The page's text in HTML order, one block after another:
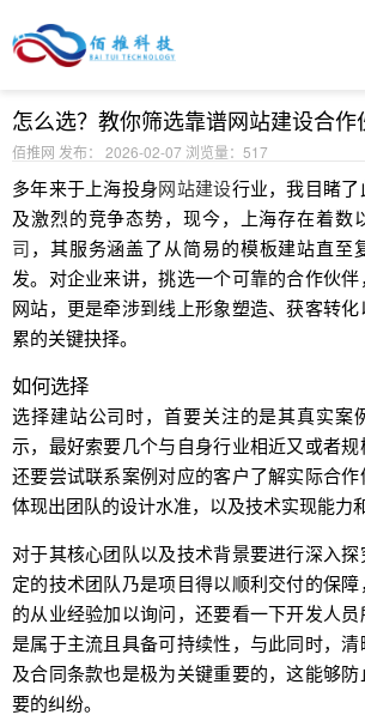
怎么选？教你筛选靠谱网站建设合作
佰推网 发布： 2026-02-07 浏览量：517
多年来于上海投身网站建设行业，我目睹了
及激烈的竞争态势，现今，上海存在着数
司 ，其服务涵盖了从简易的模板建站直至
发。对企业来讲，挑选一个可靠的合作伙
网站，更是牵涉到线上形象塑造、获客转
累的关键抉择。
如何选择
选择建站公司时，首要关注的是其真实案
示，最好索要几个与自身行业相近又或者规
还要尝试联系案例对应的客户了解实际合
体现出团队的设计水准，以及技术实现能力
对于其核心团队以及技术背景要进行深入
定的技术团队乃是项目得以顺利交付的保
的从业经验加以询问，还要看一下开发人
是属于主流且具备可持续性，与此同时，清
及合同条款也是极为关键重要的，这能够
要的纠纷。